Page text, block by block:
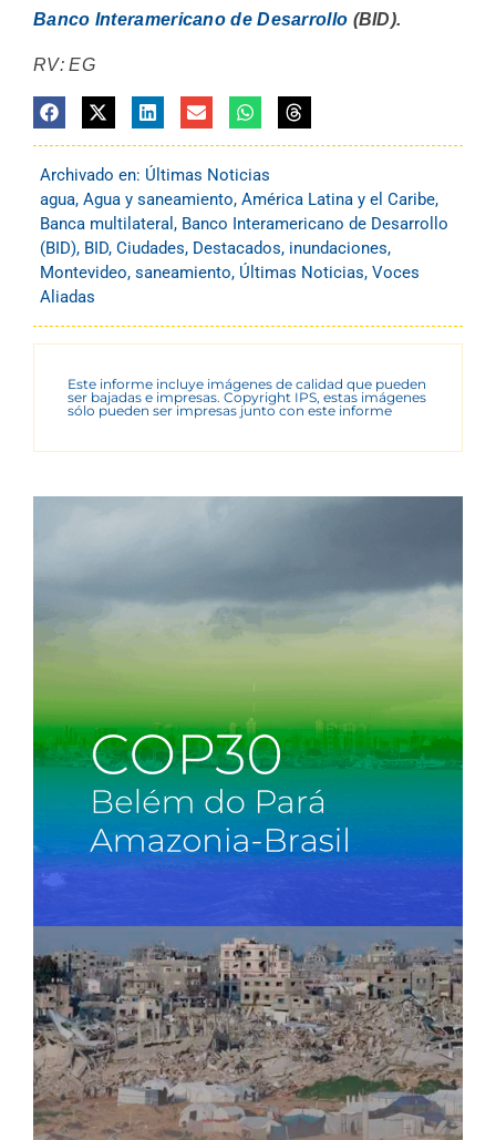
Banco Interamericano de Desarrollo (BID).
RV: EG
Archivado en: Últimas Noticias
agua, Agua y saneamiento, América Latina y el Caribe,
Banca multilateral , Banco Interamericano de Desarrollo
(BID), BID, Ciudades, Destacados, inundaciones,
Montevideo, saneamiento, Últimas Noticias, Voces
Aliadas
Este informe incluye imágenes de calidad que pueden
ser bajadas e impresas. Copyright IPS, estas imágenes
sólo pueden ser impresas junto con este informe